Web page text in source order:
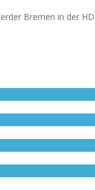
Bremen in der